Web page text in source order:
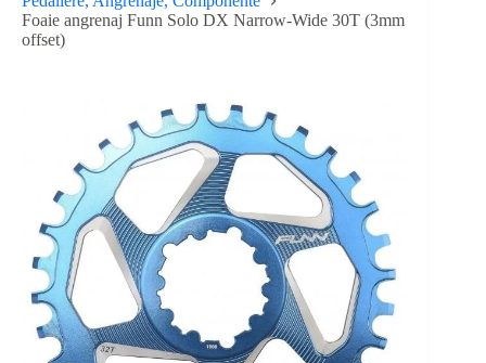
Foaie angrenaj Funn Solo DX Narrow-Wide 30T (3mm
offset)